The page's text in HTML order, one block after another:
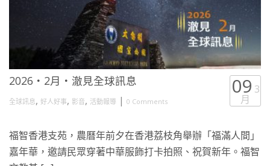
2026・2月・澈見全球訊息
全球訊息, 好人好事, 影音, 活動報導 | 0 Comments
09 3
月
福智香港支苑，農曆年前夕在香港荔枝角舉辦「福滿人間」
嘉年華，邀請民眾穿著中華服飾打卡拍照、祝賀新年。福智